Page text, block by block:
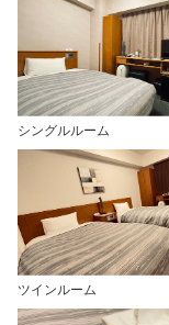
シングルルーム
ツインルーム